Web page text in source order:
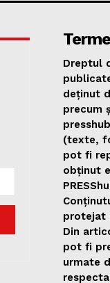
Dreptul
deținut
precum
(texte,
pot fi
obținut
protejat
Din
pot fi
urmate